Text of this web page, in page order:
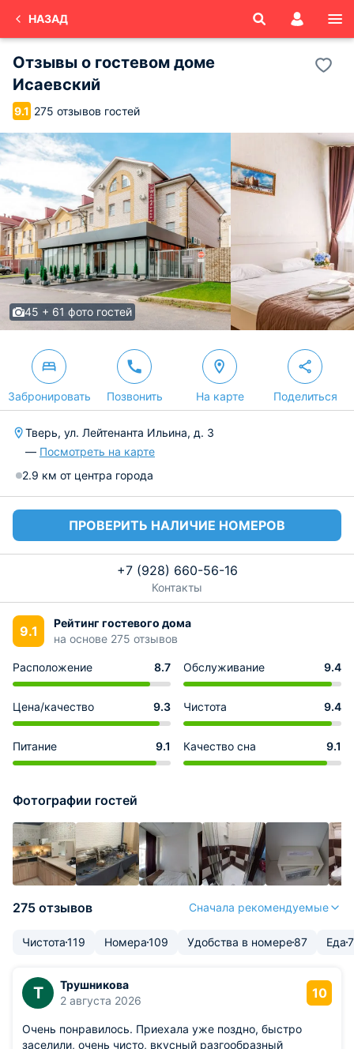
НАЗАД
Отзывы о гостевом доме
Исаевский
9.1 275 отзывов гостей
45 + 61 фото гостей
Забронировать Позвонить На карте Поделиться
Тверь, ул. Лейтенанта Ильина, д. 3
— Посмотреть на карте
2.9 км от центра города
ПРОВЕРИТЬ НАЛИЧИЕ НОМЕРОВ
+7 (928) 660-56-16
Контакты
9.1
Рейтинг гостевого дома
на основе 275 отзывов
Расположение 8.7 Обслуживание 9.4
Цена/качество 9.3 Чистота 9.4
Питание 9.1 Качество сна 9.1
Фотографии гостей
275 отзывов Сначала рекомендуемые
Чистота119 Номера109 Удобства в номере87 Еда
Т
Трушникова
2 августа 2026
10
Очень понравилось. Приехала уже поздно, быстро
заселили, очень чисто, вкусный разгообразный